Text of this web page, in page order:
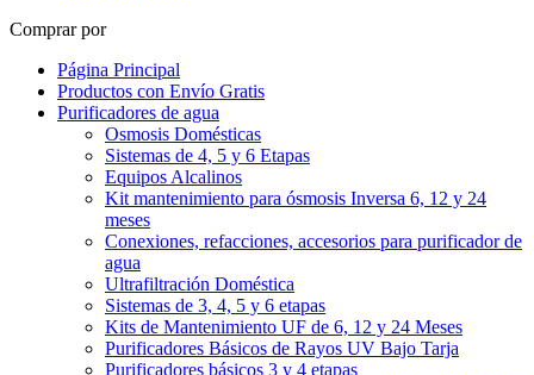
Comprar por
Página Principal
Productos con Envío Gratis
Purificadores de agua
Osmosis Domésticas
Sistemas de 4, 5 y 6 Etapas
Equipos Alcalinos
Kit mantenimiento para ósmosis Inversa 6, 12 y 24
meses
Conexiones, refacciones, accesorios para purificador de
agua
Ultrafiltración Doméstica
Sistemas de 3, 4, 5 y 6 etapas
Kits de Mantenimiento UF de 6, 12 y 24 Meses
Purificadores Básicos de Rayos UV Bajo Tarja
Purificadores básicos 3 y 4 etapas